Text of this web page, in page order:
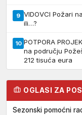
9 VIDOVCI Požari
ili…?
10 POTPORA
na području
212 tisuća eura
OGLASI ZA
Sezonski pomoćni